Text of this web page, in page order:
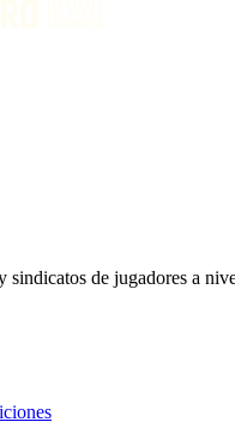
sindicatos de jugadores a